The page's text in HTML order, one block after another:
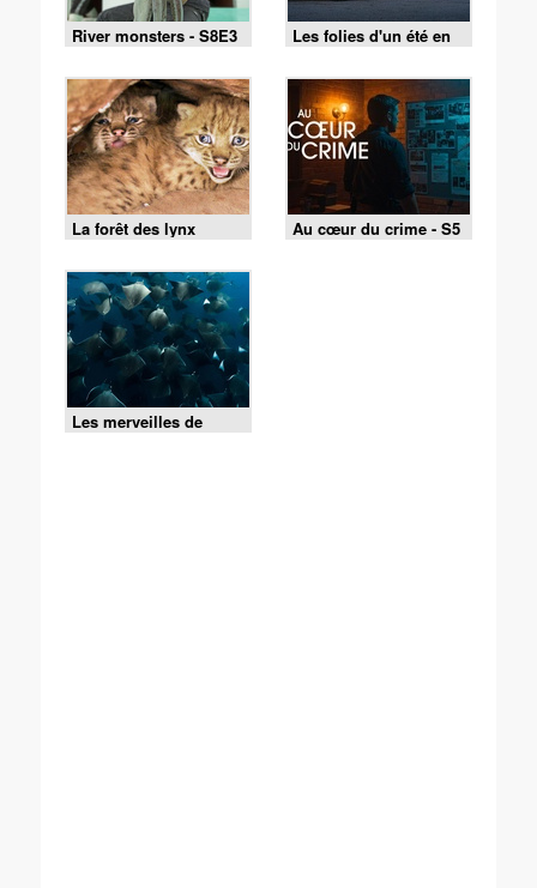
River monsters - S8E3
- Le diable des
profondeurs
Les folies d'un été en
camping-car
La forêt des lynx Au cœur du crime - S5
E7 - Affaire Greiner :
Les merveilles de
l'Océanie - 05/08/2026